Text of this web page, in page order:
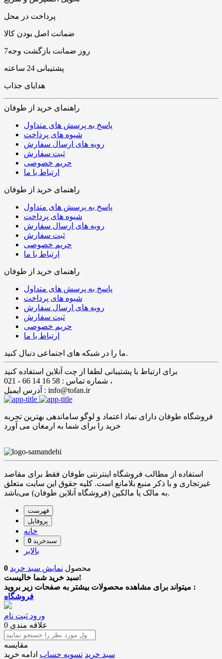
پرداخت در محل
ضمانت اصل بودن کالا
7روز ضمانت بازگشت وجه
پشتیبانی 24 ساعته
هدایای جذاب
راهنمای خرید از طوفان
پاسخ به پرسش های متداول
شیوه های پرداخت
رویه های ارسال سفارش
ثبت سفارش
حریم خصوصی
ارتباط با ما
راهنمای خرید از طوفان
پاسخ به پرسش های متداول
شیوه های پرداخت
رویه های ارسال سفارش
ثبت سفارش
حریم خصوصی
ارتباط با ما
راهنمای خرید از طوفان
پاسخ به پرسش های متداول
شیوه های پرداخت
رویه های ارسال سفارش
ثبت سفارش
حریم خصوصی
ارتباط با ما
ما را در شبکه های اجتماعی دنبال کنید.
برای ارتباط با پشتیبانی لطفا از چت آنلاین استفاده کنید
شماره تماس : 58 16 14 66 - 021 ،
آدرس ایمیل : info@tofan.ir
فروشگاه طوفان دارای نماد اعتماد و لوگو ساماندهی بهترین تجربه
خرید را برای شما به ارمغان می آورد
استفاده از مطالب فروشگاه اینترنتی طوفان فقط برای مقاصد
غیرتجاری و با ذکر منبع بلامانع است. کلیه حقوق این سایت متعلق
به مالک یا مالکین (فروشگاه آنلاین طوفان) می‌باشد.
فهرست
پروفایل
خانه
0 سبدخرید
بالابر
0 محصول نمایش سبد خرید
سبد خرید شما خالیست!
میتواند برای مشاهده محصولات بیشتر به صفحات زیر بروید :
فروشگاه
ورود ثبت نام
علاقه مندی 0
مقایسه
سبد خرید تسویه حساب ادامه خرید